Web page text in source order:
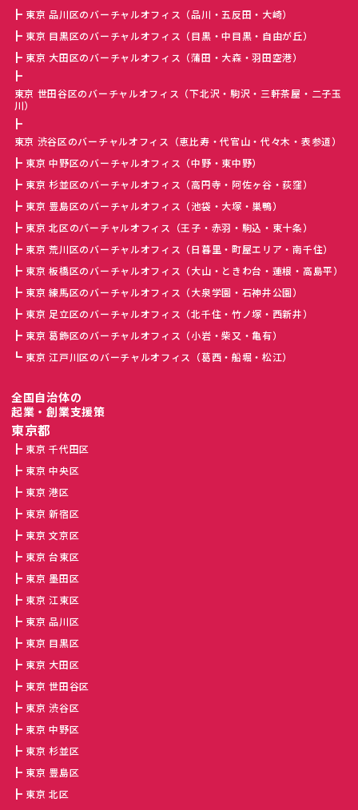
東京 品川区のバーチャルオフィス（品川・五反田・大崎）
東京 目黒区のバーチャルオフィス（目黒・中目黒・自由が丘）
東京 大田区のバーチャルオフィス（蒲田・大森・羽田空港）
東京 世田谷区のバーチャルオフィス（下北沢・駒沢・三軒茶屋・二子玉
川）
東京 渋谷区のバーチャルオフィス（恵比寿・代官山・代々木・表参道）
東京 中野区のバーチャルオフィス（中野・東中野）
東京 杉並区のバーチャルオフィス（高円寺・阿佐ヶ谷・荻窪）
東京 豊島区のバーチャルオフィス（池袋・大塚・巣鴨）
東京 北区のバーチャルオフィス（王子・赤羽・駒込・東十条）
東京 荒川区のバーチャルオフィス（日暮里・町屋エリア・南千住）
東京 板橋区のバーチャルオフィス（大山・ときわ台・蓮根・高島平）
東京 練馬区のバーチャルオフィス（大泉学園・石神井公園）
東京 足立区のバーチャルオフィス（北千住・竹ノ塚・西新井）
東京 葛飾区のバーチャルオフィス（小岩・柴又・亀有）
東京 江戸川区のバーチャルオフィス（葛西・船堀・松江）
全国自治体の
起業・創業支援策
東京都
東京 千代田区
東京 中央区
東京 港区
東京 新宿区
東京 文京区
東京 台東区
東京 墨田区
東京 江東区
東京 品川区
東京 目黒区
東京 大田区
東京 世田谷区
東京 渋谷区
東京 中野区
東京 杉並区
東京 豊島区
東京 北区